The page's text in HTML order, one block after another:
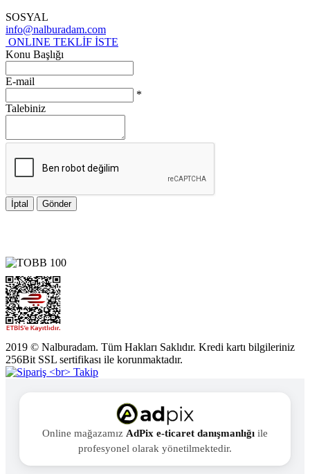
SOSYAL
info@nalburadam.com
ONLINE TEKLİF İSTE
Konu Başlığı
E-mail
*
Talebiniz
İptal Gönder
2019 © Nalburadam. Tüm Hakları Saklıdır. Kredi kartı bilgileriniz
256Bit SSL sertifikası ile korunmaktadır.
Online mağazamız AdPix e-ticaret danışmanlığı ile
profesyonel olarak yönetilmektedir.